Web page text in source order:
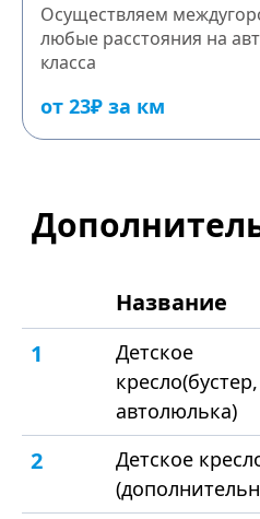
Осуществляем
любые расстояния на
класса
от 23₽ за км
Название
1
Детское
кресло(бустер,
автолюлька)
2
Детское